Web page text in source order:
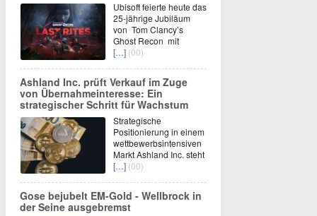
Ubisoft feierte heute das
25-jährige Jubiläum
von Tom Clancy’s
Ghost Recon mit
[…] (00)
Ashland Inc. prüft Verkauf im Zuge
von Übernahmeinteresse: Ein
strategischer Schritt für Wachstum
Strategische
Positionierung in einem
wettbewerbsintensiven
Markt Ashland Inc. steht
[…] (00)
Gose bejubelt EM-Gold - Wellbrock in
der Seine ausgebremst